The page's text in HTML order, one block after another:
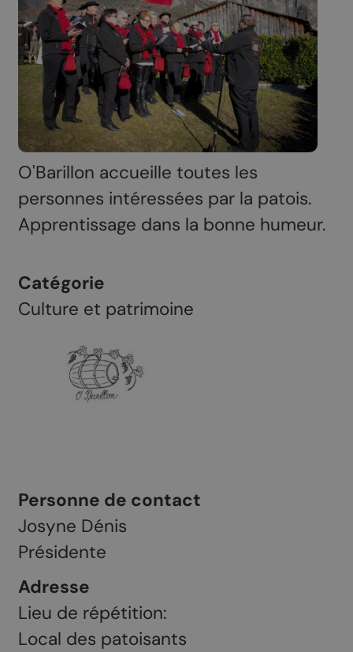
O'Barillon accueille toutes les
personnes intéressées par la patois.
Apprentissage dans la bonne humeur.
Catégorie
Culture et patrimoine
Personne de contact
Josyne Dénis
Présidente
Adresse
Lieu de répétition:
Local des patoisants